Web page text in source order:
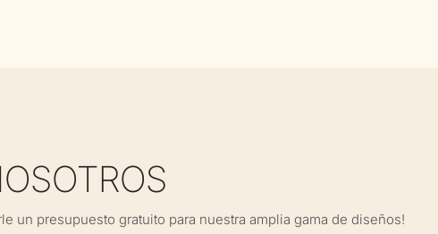
un presupuesto gratuito para nuestra amplia gama de diseños!